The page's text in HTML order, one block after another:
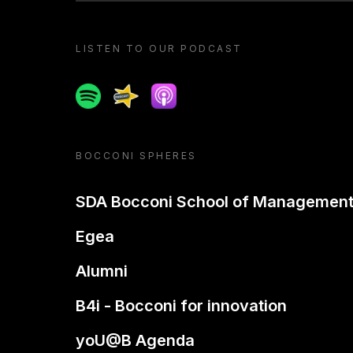
LISTEN TO OUR PODCAST
SpotifySpreakerApple podcast
BOCCONI SPHERES
SDA Bocconi School of Management
Egea
Alumni
B4i - Bocconi for innovation
yoU@B Agenda